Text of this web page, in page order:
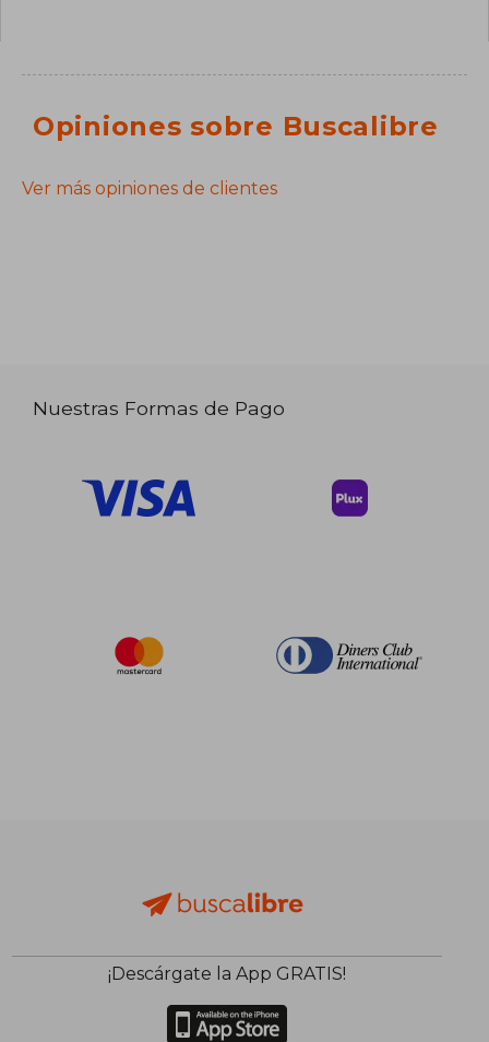
Opiniones sobre Buscalibre
Ver más opiniones de clientes
Nuestras Formas de Pago
¡Descárgate la App GRATIS!